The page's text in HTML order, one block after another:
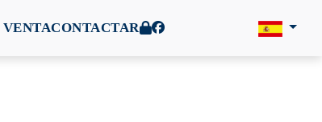
VENTACONTACTAR